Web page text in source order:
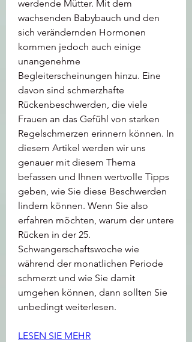
werdende Mütter. Mit dem
wachsenden Babybauch und den
sich verändernden Hormonen
kommen jedoch auch einige
unangenehme
Begleiterscheinungen hinzu. Eine
davon sind schmerzhafte
Rückenbeschwerden, die viele
Frauen an das Gefühl von starken
Regelschmerzen erinnern können. In
diesem Artikel werden wir uns
genauer mit diesem Thema
befassen und Ihnen wertvolle Tipps
geben, wie Sie diese Beschwerden
lindern können. Wenn Sie also
erfahren möchten, warum der untere
Rücken in der 25.
Schwangerschaftswoche wie
während der monatlichen Periode
schmerzt und wie Sie damit
umgehen können, dann sollten Sie
unbedingt weiterlesen.
LESEN SIE MEHR